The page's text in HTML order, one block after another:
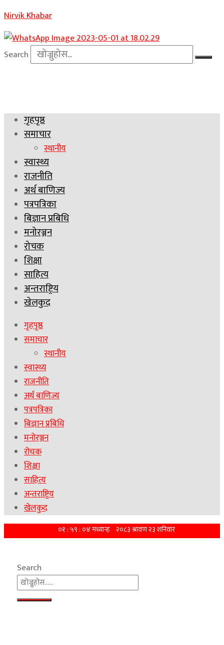
Nirvik Khabar
Search
गृहपृष्ठ
समाचार
स्थानीय
स्वास्थ्य
राजनीति
अर्थ बाणिज्य
पत्रपत्रिका
बिज्ञान प्रबिधि
मनोरञ्जन
रोचक
शिक्षा
साहित्य
अन्तराष्ट्रिय
खेलकुद
गृहपृष्ठ
समाचार
स्थानीय
स्वास्थ्य
राजनीति
अर्थ बाणिज्य
पत्रपत्रिका
बिज्ञान प्रबिधि
मनोरञ्जन
रोचक
शिक्षा
साहित्य
अन्तराष्ट्रिय
खेलकुद
Search